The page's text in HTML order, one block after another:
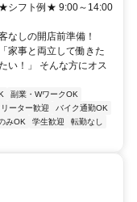
シフト例★ 9:00～14:00
なしの開店前準備！
両立して働きた
い！」 そんな方にオス
副業・WワークOK
リーター歓迎
バイク通勤OK
みOK 学生歓迎
転勤なし